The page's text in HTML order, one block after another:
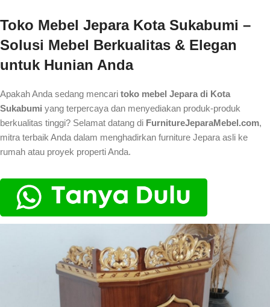
Toko Mebel Jepara Kota Sukabumi –
Solusi Mebel Berkualitas & Elegan
untuk Hunian Anda
Apakah Anda sedang mencari toko mebel Jepara di Kota
Sukabumi yang terpercaya dan menyediakan produk-produk
berkualitas tinggi? Selamat datang di FurnitureJeparaMebel.com,
mitra terbaik Anda dalam menghadirkan furniture Jepara asli ke
rumah atau proyek properti Anda.